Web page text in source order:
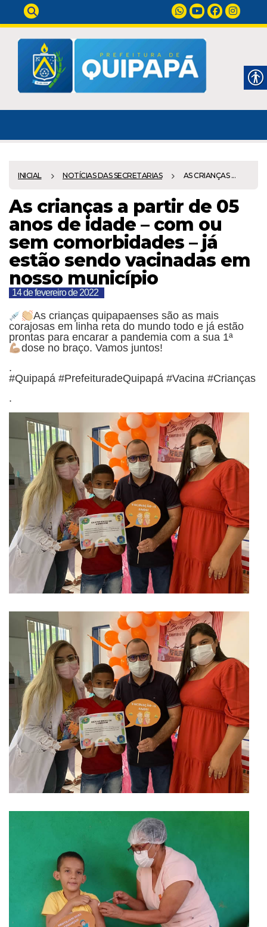
INICIAL NOTÍCIAS DAS SECRETARIAS AS CRIANÇAS ...
As crianças a partir de 05
anos de idade – com ou
sem comorbidades – já
estão sendo vacinadas em
nosso município
14 de fevereiro de 2022
As crianças quipapaenses são as mais
corajosas em linha reta do mundo todo e já estão
prontas para encarar a pandemia com a sua 1ª
dose no braço. Vamos juntos!
.
#Quipapá #PrefeituradeQuipapá #Vacina #Crianças
.